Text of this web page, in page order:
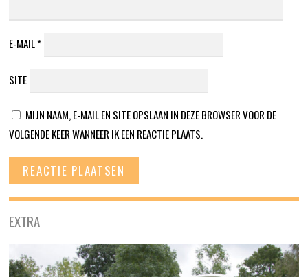
E-MAIL*
SITE
MIJN NAAM, E-MAIL EN SITE OPSLAAN IN DEZE BROWSER VOOR DE
VOLGENDE KEER WANNEER IK EEN REACTIE PLAATS.
EXTRA